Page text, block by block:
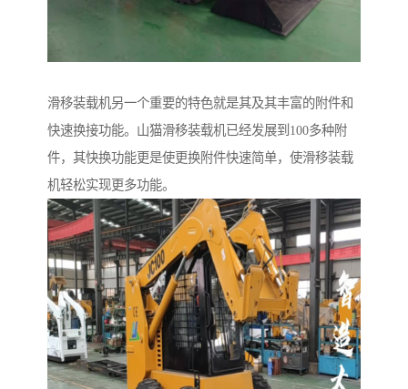
滑移装载机另一个重要的特色就是其及其丰富的附件和
快速换接功能。山猫滑移装载机已经发展到100多种附
件，其快换功能更是使更换附件快速简单，使滑移装载
机轻松实现更多功能。